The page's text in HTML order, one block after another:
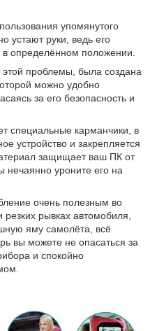
упомянутого
устают руки, ведь его
определённом положении.
этой проблемы, была создана
можно удобно
за его безопасность и
специальные карманчики, в
устройство и закрепляется
защищает ваш ПК от
нечаянно уроните его на
очень полезным во
рывках автомобиля,
яму самолёта, всё
вы можете не опасаться за
и спокойно